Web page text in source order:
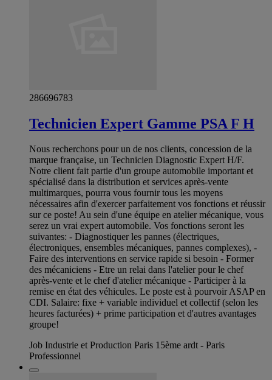
286696783
Technicien Expert Gamme PSA F H
Nous recherchons pour un de nos clients, concession de la
marque française, un Technicien Diagnostic Expert H/F.
Notre client fait partie d'un groupe automobile important et
spécialisé dans la distribution et services après-vente
multimarques, pourra vous fournir tous les moyens
nécessaires afin d'exercer parfaitement vos fonctions et réussir
sur ce poste! Au sein d'une équipe en atelier mécanique, vous
serez un vrai expert automobile. Vos fonctions seront les
suivantes: - Diagnostiquer les pannes (électriques,
électroniques, ensembles mécaniques, pannes complexes), -
Faire des interventions en service rapide si besoin - Former
des mécaniciens - Etre un relai dans l'atelier pour le chef
après-vente et le chef d'atelier mécanique - Participer à la
remise en état des véhicules. Le poste est à pourvoir ASAP en
CDI. Salaire: fixe + variable individuel et collectif (selon les
heures facturées) + prime participation et d'autres avantages
groupe!
Job Industrie et Production Paris 15ème ardt - Paris
Professionnel